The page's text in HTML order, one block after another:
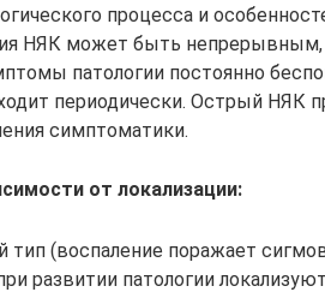
процесса и
НЯК может быть
патологии постоянно
периодически. Острый НЯК
симптоматики.
от локализации:
тип (воспаление поражает
развитии патологии